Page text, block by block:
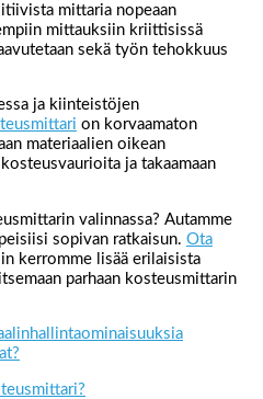
mittaria nopeaan
mittauksiin kriittisissä
sekä työn tehokkuus
ja kiinteistöjen
on korvaamaton
materiaalien oikean
ja takaamaan
valinnassa? Autamme
sopivan ratkaisun. Ota
kerromme lisää erilaisista
parhaan kosteusmittarin